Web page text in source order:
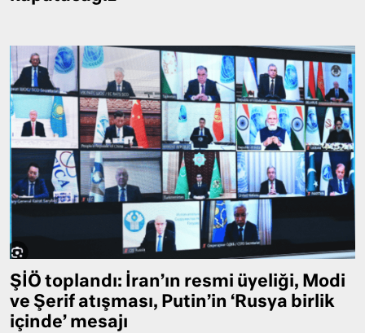
ŞİÖ toplandı: İran’ın resmi üyeliği, Modi
ve Şerif atışması, Putin’in ‘Rusya birlik
içinde’ mesajı